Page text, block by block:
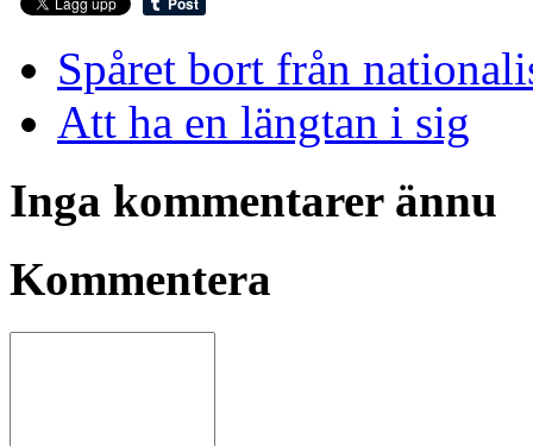
Spåret bort från
Att ha en längtan i sig
Inga kommentarer ännu
Kommentera